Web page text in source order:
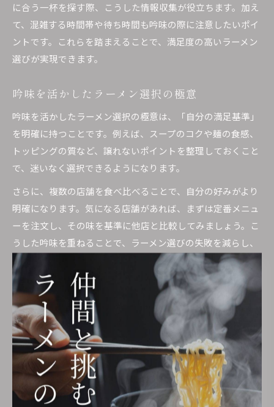
に合う一杯を探す際、こうした情報収集が役立ちます。加え
て、混雑する時間帯や待ち時間も吟味の際に注意したいポイ
ントです。これらを踏まえることで、満足度の高いラーメン
選びが実現できます。
吟味を活かしたラーメン選択の極意
吟味を活かしたラーメン選択の極意は、「自分の満足基準」
を明確に持つことです。例えば、スープのコクや麺の食感、
トッピングの質など、譲れないポイントを整理しておくこと
で、迷いなく選択できるようになります。
さらに、複数の店舗を食べ比べることで、自分の好みがより
明確になります。気になる店舗があれば、まずは定番メニュ
ーを注文し、その味を基準に他店と比較してみましょう。こ
うした吟味を重ねることで、ラーメン選びの失敗を減らし、
満足度の高い一杯に出会える確率が高まります。
ラーメン探しは吟味が成功のカギ
ラーメン探しにおいて最も重要なのは、吟味を怠らないこと
です。なぜなら、ラーメンは店舗ごとに味や雰囲気が大きく
異なるため、吟味を重ねることで自分に合ったお店やメニュ
ーを見つけやすくなるからです。
実際に、「吟味して選んだラーメン店でようやく理想の味に